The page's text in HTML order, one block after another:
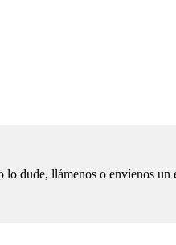
dude, llámenos o envíenos un